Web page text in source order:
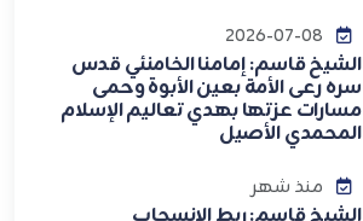
الشيخ قاسم: إمامنا الخامنئي قدس
سره رعى الأمة بعين الأبوة وحمى
مسارات عزتها بهدي تعاليم الإسلام
المحمدي الأصيل
منذ شهر